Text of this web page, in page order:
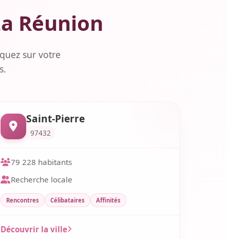
Réunion
sur votre
Saint-Pierre
97432
79 228 habitants
Recherche locale
Rencontres Célibataires Affinités
Découvrir la ville